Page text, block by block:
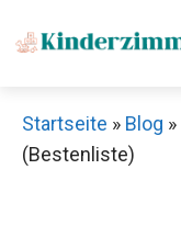
Inhalt
Startseite » Blog »
(Bestenliste)